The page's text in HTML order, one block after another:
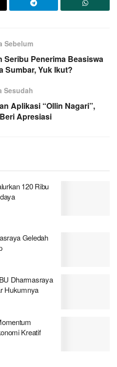
Sebelum
Penerima Beasiswa
Sumbar, Yuk Ikut?
Sesudah
Aplikasi “Ollin Nagari”,
Apresiasi
120 Ribu
Geledah
Dharmasraya
Hukumnya
Kreatif